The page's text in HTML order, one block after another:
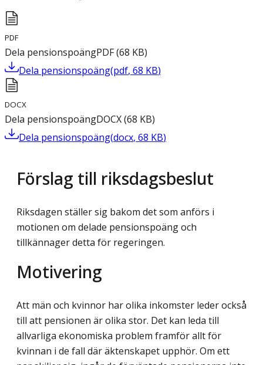
PDF
Dela pensionspoängPDF(68 KB)
Dela pensionspoäng(pdf, 68 KB)
DOCX
Dela pensionspoängDOCX(68 KB)
Dela pensionspoäng(docx, 68 KB)
Förslag till riksdagsbeslut
Riksdagen ställer sig bakom det som anförs i
motionen om delade pensionspoäng och
tillkännager detta för regeringen.
Motivering
Att män och kvinnor har olika inkomster leder också
till att pensionen är olika stor. Det kan leda till
allvarliga ekonomiska problem framför allt för
kvinnan i de fall där äkten­skapet upphör. Om ett